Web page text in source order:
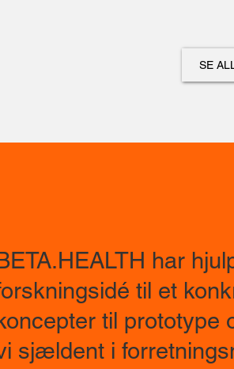
SE
har
til et
til prototype
sjældent i